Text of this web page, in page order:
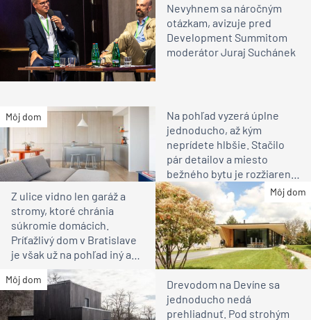
Nevyhnem sa náročným
otázkam, avizuje pred
Development Summitom
moderátor Juraj Suchánek
Môj dom
Na pohľad vyzerá úplne
jednoducho, až kým
neprídete hlbšie. Stačilo
pár detailov a miesto
bežného bytu je rozžiarené
bývanie pre rodinu
Môj dom
Z ulice vidno len garáž a
stromy, ktoré chránia
súkromie domácich.
Príťažlivý dom v Bratislave
je však už na pohľad iný ako
susedia
Môj dom
Drevodom na Devíne sa
jednoducho nedá
prehliadnuť. Pod strohým